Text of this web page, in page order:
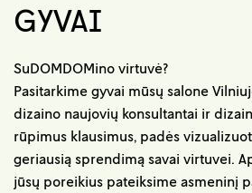
GYVAI
SuDOMDOMino virtuvė?
Pasitarkime gyvai mūsų salone
dizaino naujovių konsultantai ir
rūpimus klausimus, padės
geriausią sprendimą savai virtuvei.
jūsų poreikius pateiksime asmeninį